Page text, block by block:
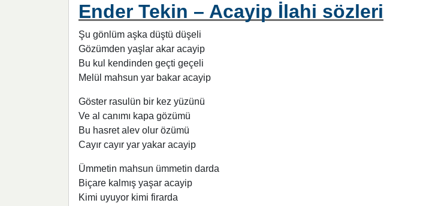
Ender Tekin – Acayip İlahi sözleri
Şu gönlüm aşka düştü düşeli
Gözümden yaşlar akar acayip
Bu kul kendinden geçti geçeli
Melül mahsun yar bakar acayip
Göster rasulün bir kez yüzünü
Ve al canımı kapa gözümü
Bu hasret alev olur özümü
Cayır cayır yar yakar acayip
Ümmetin mahsun ümmetin darda
Biçare kalmış yaşar acayip
Kimi uyuyor kimi firarda